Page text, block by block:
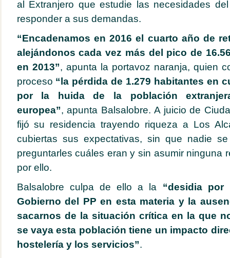
al Extranjero que estudie las necesidades
responder a sus demandas.
“Encadenamos en 2016 el cuarto año de
alejándonos cada vez más del pico de
en 2013”, apunta la portavoz naranja, quien
proceso “la pérdida de 1.279 habitantes en
por la huida de la población
europea”, apunta Balsalobre. A juicio de
fijó su residencia trayendo riqueza a Los
cubiertas sus expectativas, sin que nadie
preguntarles cuáles eran y sin asumir ninguna
por ello.
Balsalobre culpa de ello a la “desidia
Gobierno del PP en esta materia y la
sacarnos de la situación crítica en la que
se vaya esta población tiene un impacto
hostelería y los servicios”.